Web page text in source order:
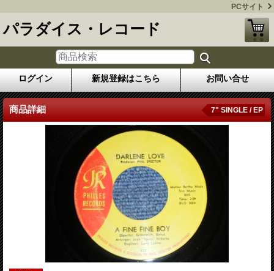
PCサイト
パラダイス・レコード
ログイン 新規登録はこちら お問い合せ
商品詳細 7" SINGLE / EP